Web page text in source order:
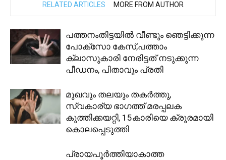
RELATED ARTICLES MORE FROM AUTHOR
പത്തനംതിട്ടയിൽ വീണ്ടും ഞെട്ടിക്കുന്ന
പോക്സോ കേസ്,പത്താം
ക്ലാസുകാരി നേരിട്ടത് നടുക്കുന്ന
പീഡനം, പിതാവും പ്രതി
മുഖവും തലയും തകർത്തു,
സ്വകാര്യ ഭാഗത്ത് മരപ്പലക
കുത്തിക്കയറ്റി, 15കാരിയെ ക്രൂരമായി
കൊലപ്പെടുത്തി
പ്രായപൂർത്തിയാകാത്ത